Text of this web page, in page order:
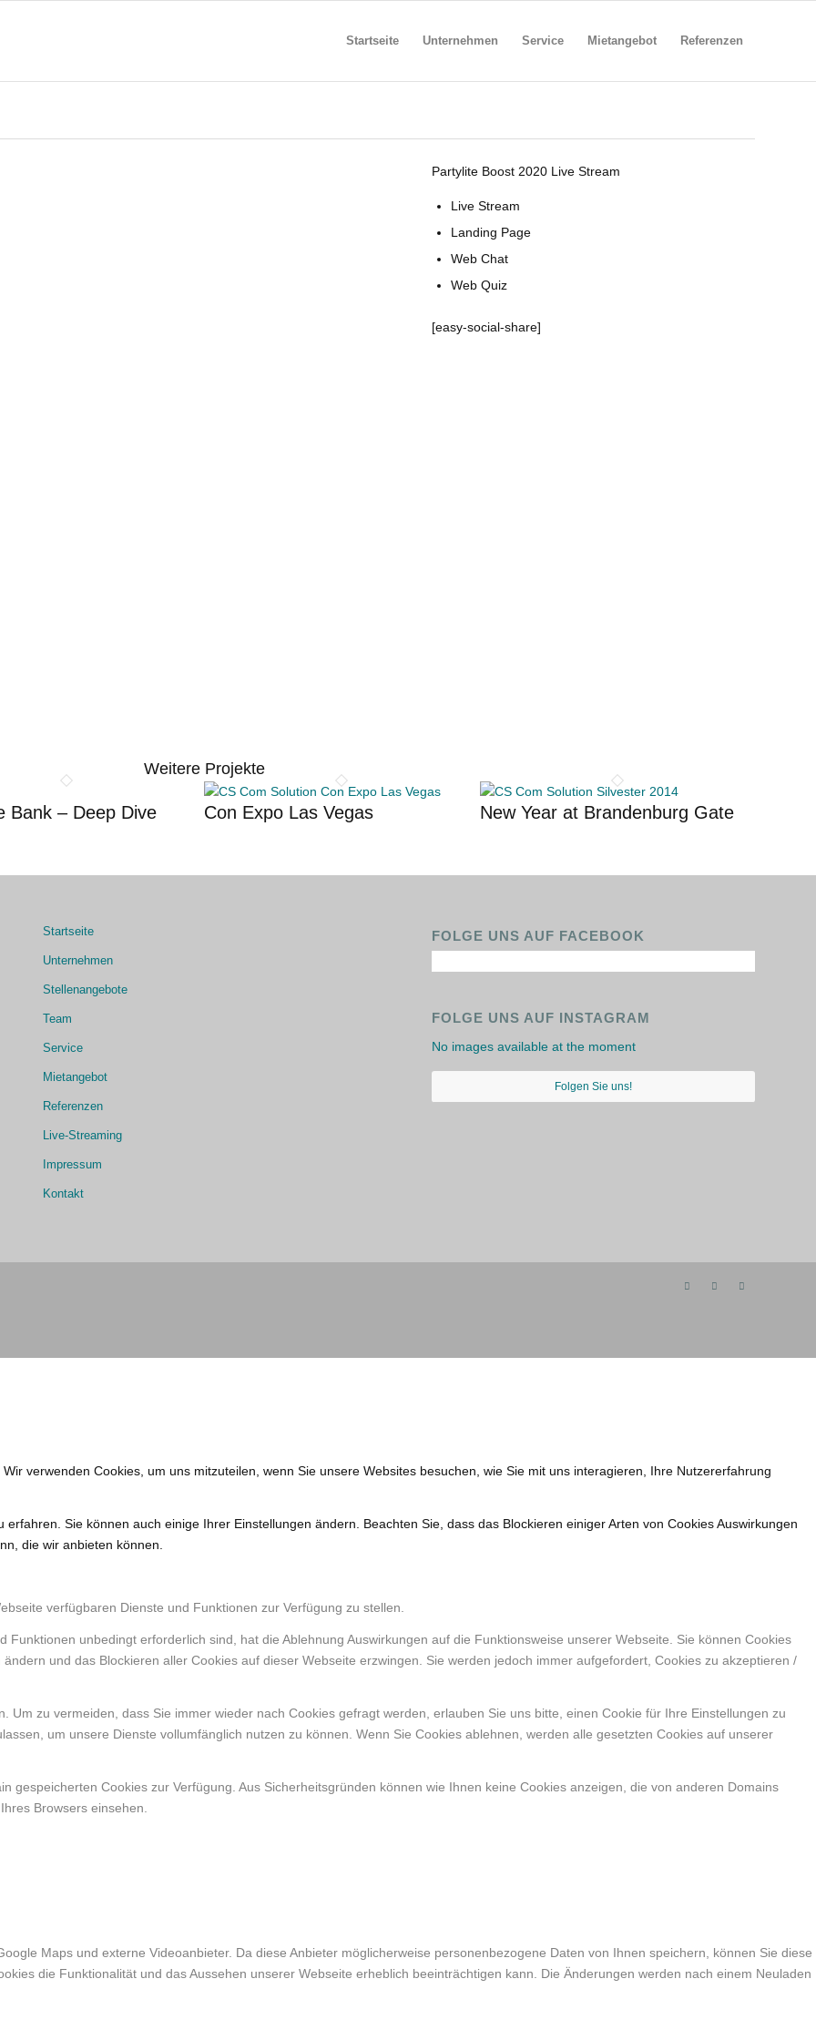
Startseite Unternehmen Service Mietangebot Referenzen
Partylite Boost 2020 Live Stream
Live Stream
Landing Page
Web Chat
Web Quiz
[easy-social-share]
Weitere Projekte
Bank – Deep Dive Con Expo Las Vegas New Year at Brandenburg Gate
Startseite
Unternehmen
Stellenangebote
Team
Service
Mietangebot
Referenzen
Live-Streaming
Impressum
Kontakt
FOLGE UNS AUF FACEBOOK
FOLGE UNS AUF INSTAGRAM
No images available at the moment
Folgen Sie uns!
verwenden Cookies, um uns mitzuteilen, wenn Sie unsere Websites besuchen, wie Sie mit uns interagieren, Ihre Nutzererfahrung
Sie können auch einige Ihrer Einstellungen ändern. Beachten Sie, dass das Blockieren einiger Arten von Cookies Auswirkungen
die wir anbieten können.
verfügbaren Dienste und Funktionen zur Verfügung zu stellen.
unbedingt erforderlich sind, hat die Ablehnung Auswirkungen auf die Funktionsweise unserer Webseite. Sie können Cookies
und das Blockieren aller Cookies auf dieser Webseite erzwingen. Sie werden jedoch immer aufgefordert, Cookies zu akzeptieren /
Um zu vermeiden, dass Sie immer wieder nach Cookies gefragt werden, erlauben Sie uns bitte, einen Cookie für Ihre Einstellungen zu
um unsere Dienste vollumfänglich nutzen zu können. Wenn Sie Cookies ablehnen, werden alle gesetzten Cookies auf unserer
gespeicherten Cookies zur Verfügung. Aus Sicherheitsgründen können wie Ihnen keine Cookies anzeigen, die von anderen Domains
Browsers einsehen.
Maps und externe Videoanbieter. Da diese Anbieter möglicherweise personenbezogene Daten von Ihnen speichern, können Sie diese
die Funktionalität und das Aussehen unserer Webseite erheblich beeinträchtigen kann. Die Änderungen werden nach einem Neuladen